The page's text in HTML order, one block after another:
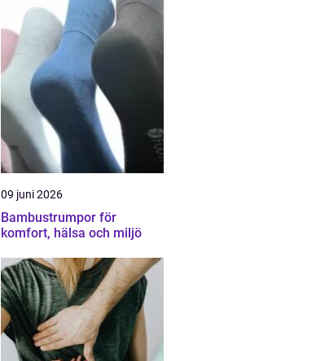
09 juni 2026
Bambustrumpor för
komfort, hälsa och miljö